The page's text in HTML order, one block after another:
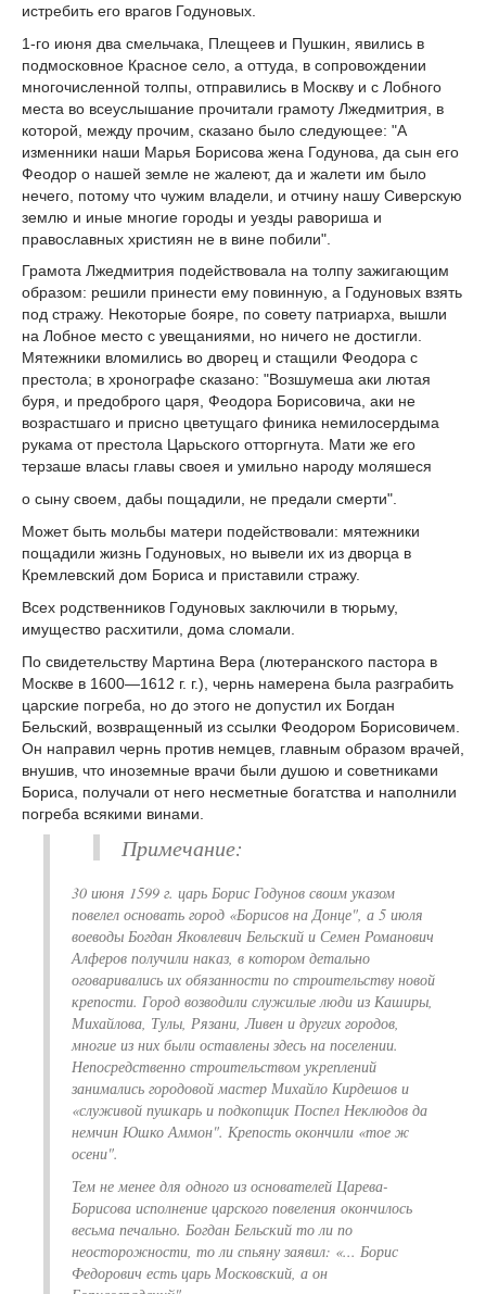
истребить его врагов Годуновых.
1-го июня два смельчака, Плещеев и Пушкин, явились в
подмосковное Красное село, а оттуда, в сопровождении
многочисленной толпы, отправились в Москву и с Лобного
места во всеуслышание прочитали грамоту Лжедмитрия, в
которой, между прочим, сказано было следующее: "А
изменники наши Марья Борисова жена Годунова, да сын его
Феодор о нашей земле не жалеют, да и жалети им было
нечего, потому что чужим владели, и отчину нашу Сиверскую
землю и иные многие городы и уезды равориша и
православных християн не в вине побили".
Грамота Лжедмитрия подействовала на толпу зажигающим
образом: решили принести ему повинную, а Годуновых взять
под стражу. Некоторые бояре, по совету патриарха, вышли
на Лобное место с увещаниями, но ничего не достигли.
Мятежники вломились во дворец и стащили Феодора с
престола; в хронографе сказано: "Возшумеша аки лютая
буря, и предоброго царя, Феодора Борисовича, аки не
возрастшаго и присно цветущаго финика немилосердыма
рукама от престола Царьского отторгнута. Мати же его
терзаше власы главы своея и умильно народу моляшеся
о сыну своем, дабы пощадили, не предали смерти".
Может быть мольбы матери подействовали: мятежники
пощадили жизнь Годуновых, но вывели их из дворца в
Кремлевский дом Бориса и приставили стражу.
Всех родственников Годуновых заключили в тюрьму,
имущество расхитили, дома сломали.
По свидетельству Мартина Вера (лютеранского пастора в
Москве в 1600—1612 г. г.), чернь намерена была разграбить
царские погреба, но до этого не допустил их Богдан
Бельский, возвращенный из ссылки Феодором Борисовичем.
Он направил чернь против немцев, главным образом врачей,
внушив, что иноземные врачи были душою и советниками
Бориса, получали от него несметные богатства и наполнили
погреба всякими винами.
Примечание:
30 июня 1599 г. царь Борис Годунов своим указом
повелел основать город «Борисов на Донце", а 5 июля
воеводы Богдан Яковлевич Бельский и Семен Романович
Алферов получили наказ, в котором детально
оговаривались их обязанности по строительству новой
крепости. Город возводили служилые люди из Каширы,
Михайлова, Тулы, Рязани, Ливен и других городов,
многие из них были оставлены здесь на поселении.
Непосредственно строительством укреплений
занимались городовой мастер Михайло Кирдешов и
«служивой пушкарь и подкопщик Поспел Неклюдов да
немчин Юшко Аммон". Крепость окончили «тое ж
осени".
Тем не менее для одного из основателей Царева-
Борисова исполнение царского повеления окончилось
весьма печально. Богдан Бельский то ли по
неосторожности, то ли спьяну заявил: «... Борис
Федорович есть царь Московский, а он